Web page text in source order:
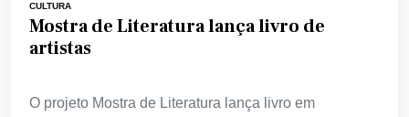
CULTURA
Mostra de Literatura lança livro de
artistas
O projeto Mostra de Literatura lança livro em